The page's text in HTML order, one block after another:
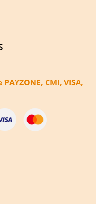
CMI, VISA,